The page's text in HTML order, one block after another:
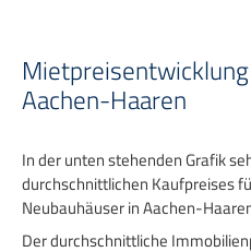
Aachen-Haaren
In der unten stehenden Grafik
durchschnittlichen Kaufpreises
Neubauhäuser in Aachen-
Der durchschnittliche